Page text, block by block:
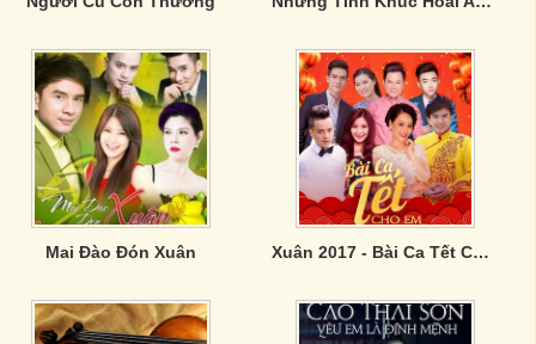
Mai Đào Đón Xuân Xuân 2017 - Bài Ca Tết Cho Em